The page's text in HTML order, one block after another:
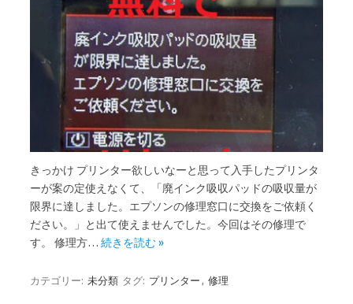
きっかけ プリンター欲しいなーと思って入手したプリンタ
ーが案の定使えなくて、「廃インク吸収パッドの吸収量が
限界に達しました。エプソンの修理窓口に交換をご依頼く
ださい。」と出て使えませんでした。今回はその修理で
す。 修理方… 続きを読む »
カテゴリー: 未分類 タグ: プリンター 修理